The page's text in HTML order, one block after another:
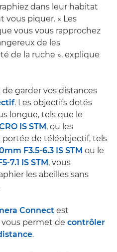
dans leur habitat
vous piquer. « Les
vous vous rapprochez
de les
de la ruche », explique
garder vos distances
. Les objectifs dotés
longue, tels que le
IS STM, ou les
de téléobjectif, tels
F3.5-6.3 IS STM ou le
7.1 IS STM, vous
les abeilles sans
Connect est
permet de contrôler
.